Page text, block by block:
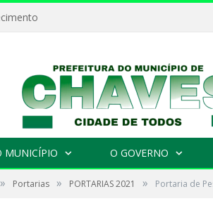
MUNICÍPIO O GOVERNO
» Portarias » PORTARIAS 2021 » Portaria de